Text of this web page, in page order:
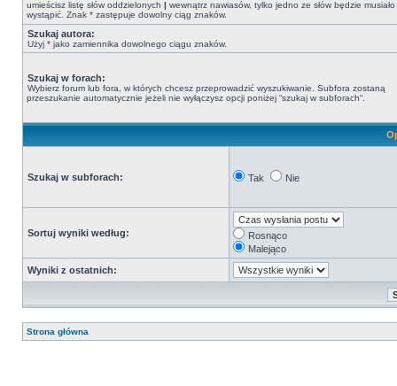
umieścisz listę słów oddzielonych | wewnątrz nawiasów, tylko jedno ze słów będzie musiało
wystąpić. Znak * zastępuje dowolny ciąg znaków.
Szukaj autora:
Użyj * jako zamiennika dowolnego ciągu znaków.
Szukaj w forach:
Wybierz forum lub fora, w których chcesz przeprowadzić wyszukiwanie. Subfora zostaną
przeszukanie automatycznie jeżeli nie wyłączysz opcji poniżej “szukaj w subforach“.
Szukaj w subforach: Tak Nie
Sortuj wyniki według:
Rosnąco
Malejąco
Wyniki z ostatnich:
Strona główna